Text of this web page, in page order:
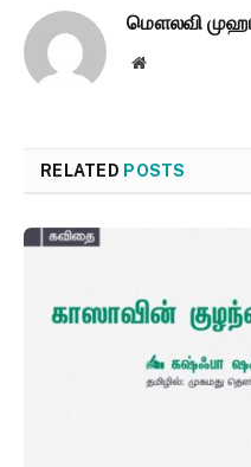
மௌலவி
Website
RELATED POSTS